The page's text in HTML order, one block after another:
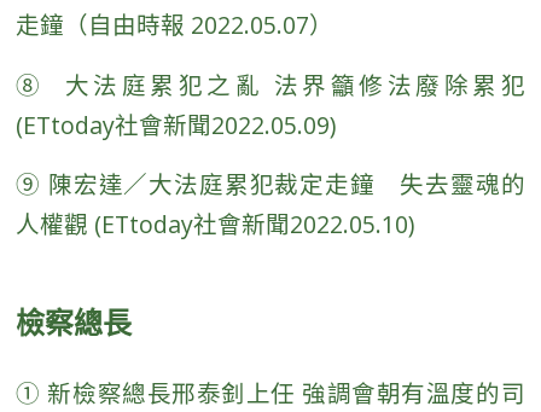
走鐘（自由時報 2022.05.07）
⑧ 大法庭累犯之亂 法界籲修法廢除累犯
(ETtoday社會新聞2022.05.09)
⑨ 陳宏達／大法庭累犯裁定走鐘 失去靈魂的
人權觀 (ETtoday社會新聞2022.05.10)
檢察總長
① 新檢察總長邢泰釗上任 強調會朝有溫度的司